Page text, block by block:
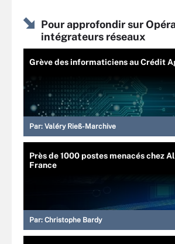
Pour approfondir sur
intégrateurs réseaux
Grève des informaticiens au Crédit
Par: Valéry Rieß-Marchive
Près de 1000 postes menacés chez
France
Par: Christophe Bardy